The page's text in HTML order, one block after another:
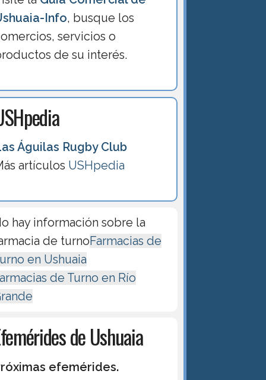
Info, busque los
servicios o
de su interés.
Águilas Rugby Club
artículos USHpedia
hay información sobre la
de turnoFarmacias de
en Ushuaia
de Turno en Río
de Ushuaia
efemérides.